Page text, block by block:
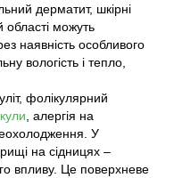
дерматит, шкірні
області можуть
наявність особливого
вологість і тепло,
фолікулярний
, алергія на
У
на сідницях –
впливу. Це поверхневе